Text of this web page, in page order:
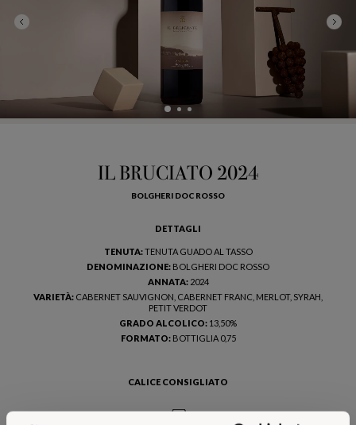
IL BRUCIATO 2024
BOLGHERI DOC ROSSO
DETTAGLI
TENUTA:TENUTA GUADO AL TASSO
DENOMINAZIONE: BOLGHERI DOC ROSSO
ANNATA: 2024
VARIETÀ: CABERNET SAUVIGNON, CABERNET FRANC, MERLOT, SYRAH,
PETIT VERDOT
GRADO ALCOLICO: 13,50%
FORMATO: BOTTIGLIA 0,75
CALICE CONSIGLIATO